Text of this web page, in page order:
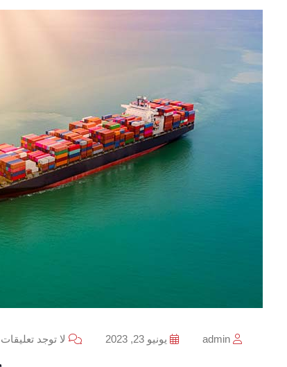
يونيو 23, 2023 لا توجد تعليقات